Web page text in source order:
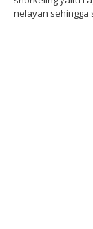
nelayan sehingga